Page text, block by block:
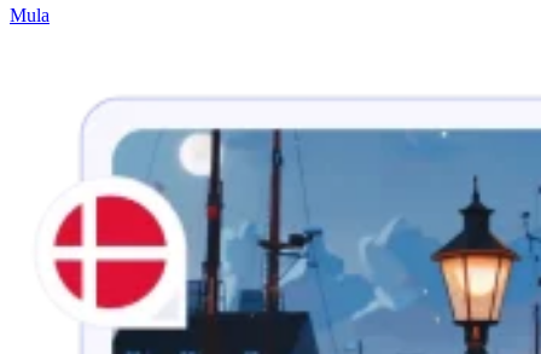
Mula